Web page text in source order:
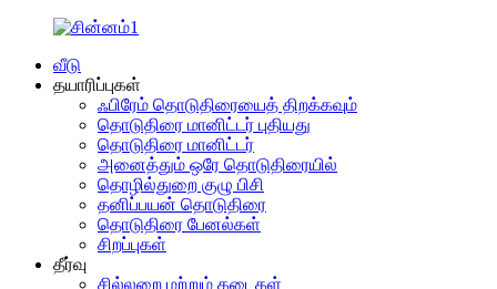
வீடு
தயாரிப்புகள்
ஃபிரேம் தொடுதிரையைத் திறக்கவும்
தொடுதிரை மானிட்டர் புதியது
தொடுதிரை மானிட்டர்
அனைத்தும் ஒரே தொடுதிரையில்
தொழில்துறை குழு பிசி
தனிப்பயன் தொடுதிரை
தொடுதிரை பேனல்கள்
சிறப்புகள்
தீர்வு
சில்லறை மற்றும் கடைகள்